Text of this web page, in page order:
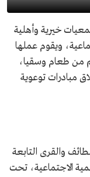
خيرية وأهلية
ويقوم عملها
من طعام وسقيا،
مبادرات توعوية
والقرى التابعة
الاجتماعية، تحت